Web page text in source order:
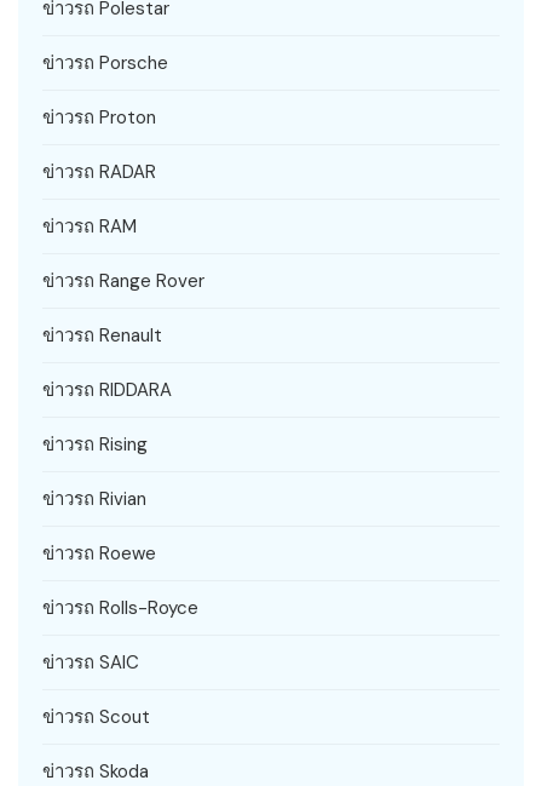
ข่าวรถ Polestar
ข่าวรถ Porsche
ข่าวรถ Proton
ข่าวรถ RADAR
ข่าวรถ RAM
ข่าวรถ Range Rover
ข่าวรถ Renault
ข่าวรถ RIDDARA
ข่าวรถ Rising
ข่าวรถ Rivian
ข่าวรถ Roewe
ข่าวรถ Rolls-Royce
ข่าวรถ SAIC
ข่าวรถ Scout
ข่าวรถ Skoda